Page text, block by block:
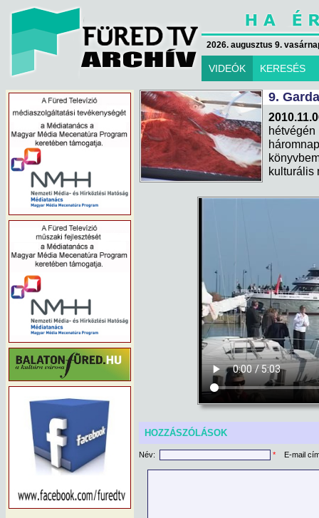
2026. augusztus 9.
VIDEÓK KERESÉS
9.
kulturális
HOZZÁSZÓLÁSOK
Név: * E-mail